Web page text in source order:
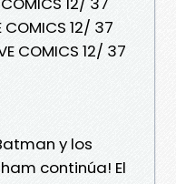
COMICS 12/ 37
COMICS 12/ 37
y los
continúa! El